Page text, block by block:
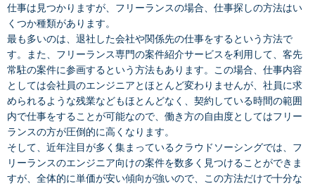
仕事は見つかりますが、フリーランスの場合、仕事探しの方法はい
くつか種類があります。
最も多いのは、退社した会社や関係先の仕事をするという方法で
す。また、フリーランス専門の案件紹介サービスを利用して、客先
常駐の案件に参画するという方法もあります。この場合、仕事内容
としては会社員のエンジニアとほとんど変わりませんが、社員に求
められるような残業などもほとんどなく、契約している時間の範囲
内で仕事をすることが可能なので、働き方の自由度としてはフリー
ランスの方が圧倒的に高くなります。
そして、近年注目が多く集まっているクラウドソーシングでは、フ
リーランスのエンジニア向けの案件を数多く見つけることができま
すが、全体的に単価が安い傾向が強いので、この方法だけで十分な